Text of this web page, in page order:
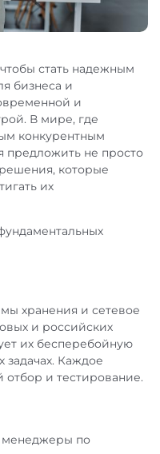
стать надежным
бизнеса и
и
В мире, где
конкурентным
не просто
которые
их
хранения и сетевое
и российских
их бесперебойную
задачах. Каждое
и тестирование.
менеджеры по